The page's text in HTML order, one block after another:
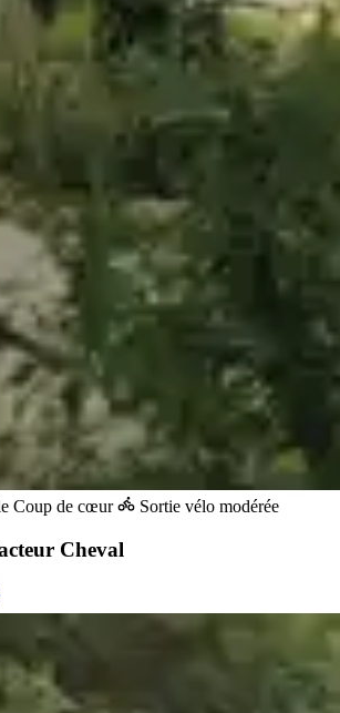
Coup de cœur Sortie vélo modérée
Cheval